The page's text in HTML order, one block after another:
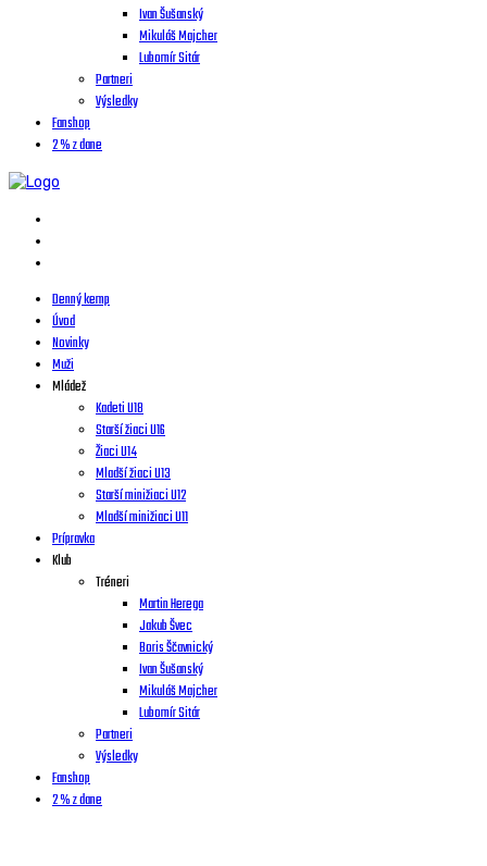
Ivan Šušanský
Mikuláš Majcher
Lubomír Sitár
Partneri
Výsledky
Fanshop
2 % z dane
Denný kemp
Úvod
Novinky
Muži
Mládež
Kadeti U18
Starší žiaci U16
Žiaci U14
Mladší žiaci U13
Starší minižiaci U12
Mladší minižiaci U11
Prípravka
Klub
Tréneri
Martin Herega
Jakub Švec
Boris Ščavnický
Ivan Šušanský
Mikuláš Majcher
Lubomír Sitár
Partneri
Výsledky
Fanshop
2 % z dane